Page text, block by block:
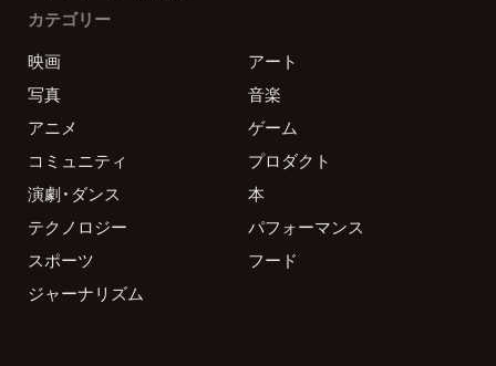
カテゴリー
映画
アート
写真
音楽
アニメ
ゲーム
コミュニティ
プロダクト
演劇・ダンス
本
テクノロジー
パフォーマンス
スポーツ
フード
ジャーナリズム